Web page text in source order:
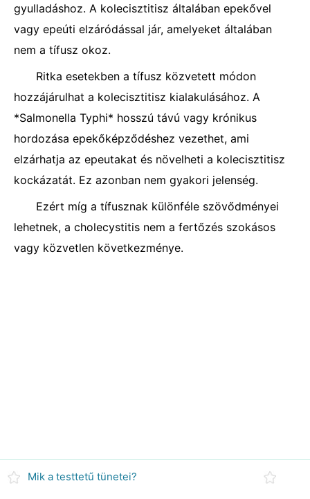
gyulladáshoz. A kolecisztitisz általában epekővel
vagy epeúti elzáródással jár, amelyeket általában
nem a tífusz okoz.
Ritka esetekben a tífusz közvetett módon
hozzájárulhat a kolecisztitisz kialakulásához. A
*Salmonella Typhi* hosszú távú vagy krónikus
hordozása epekőképződéshez vezethet, ami
elzárhatja az epeutakat és növelheti a kolecisztitisz
kockázatát. Ez azonban nem gyakori jelenség.
Ezért míg a tífusznak különféle szövődményei
lehetnek, a cholecystitis nem a fertőzés szokásos
vagy közvetlen következménye.
Mik a testtetű tünetei?